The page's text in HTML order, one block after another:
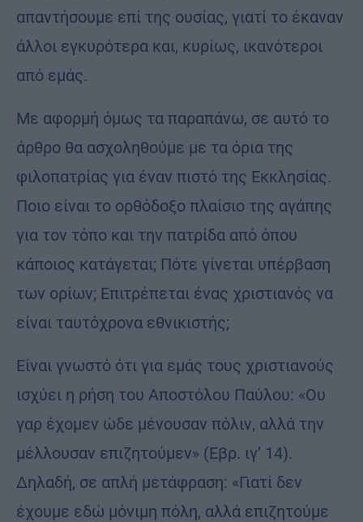
απαντήσουμε επί της ουσίας, γιατί το έκαναν
άλλοι εγκυρότερα και, κυρίως, ικανότεροι
από εμάς.
Με αφορμή όμως τα παραπάνω, σε αυτό το
άρθρο θα ασχοληθούμε με τα όρια της
φιλοπατρίας για έναν πιστό της Εκκλησίας.
Ποιο είναι το ορθόδοξο πλαίσιο της αγάπης
για τον τόπο και την πατρίδα από όπου
κάποιος κατάγεται; Πότε γίνεται υπέρβαση
των ορίων; Επιτρέπεται ένας χριστιανός να
είναι ταυτόχρονα εθνικιστής;
Είναι γνωστό ότι για εμάς τους χριστιανούς
ισχύει η ρήση του Αποστόλου Παύλου: «Ου
γαρ έχομεν ώδε μένουσαν πόλιν, αλλά την
μέλλουσαν επιζητούμεν» (Εβρ. ιγ’ 14).
Δηλαδή, σε απλή μετάφραση: «Γιατί δεν
έχουμε εδώ μόνιμη πόλη, αλλά επιζητούμε